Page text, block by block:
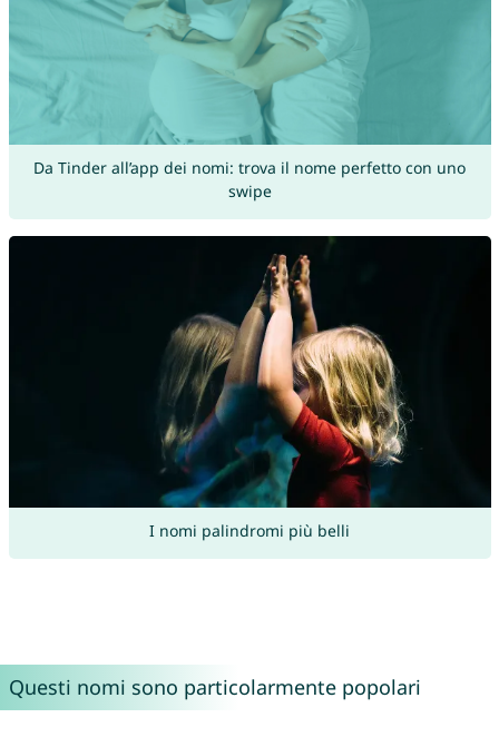
Da Tinder all’app dei nomi: trova il nome perfetto con uno
swipe
I nomi palindromi più belli
Questi nomi sono particolarmente popolari